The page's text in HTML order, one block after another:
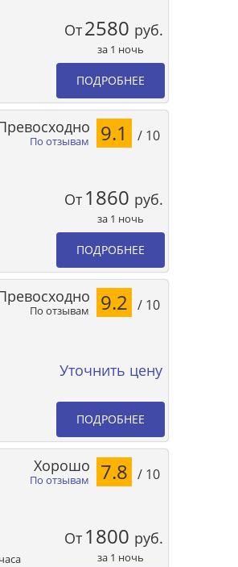
От2580 руб.
за 1 ночь
ПОДРОБНЕЕ
По отзывам 9.1 / 10
От 1860 руб.
за 1 ночь
ПОДРОБНЕЕ
По отзывам 9.2 / 10
Уточнить цену
ПОДРОБНЕЕ
По отзывам
Хорошо 7.8 / 10
От 1800 руб.
за 1 ночь